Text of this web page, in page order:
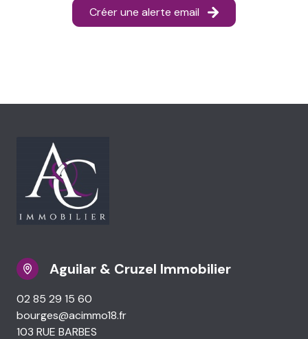
Créer une alerte email
Aguilar & Cruzel Immobilier
02 85 29 15 60
bourges@acimmo18.fr
103 RUE BARBES